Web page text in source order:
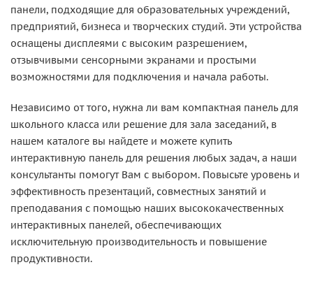
панели, подходящие для образовательных учреждений,
предприятий, бизнеса и творческих студий. Эти устройства
оснащены дисплеями с высоким разрешением,
отзывчивыми сенсорными экранами и простыми
возможностями для подключения и начала работы.
Независимо от того, нужна ли вам компактная панель для
школьного класса или решение для зала заседаний, в
нашем каталоге вы найдете и можете купить
интерактивную панель для решения любых задач, а наши
консультанты помогут Вам с выбором. Повысьте уровень и
эффективность презентаций, совместных занятий и
преподавания с помощью наших высококачественных
интерактивных панелей, обеспечивающих
исключительную производительность и повышение
продуктивности.